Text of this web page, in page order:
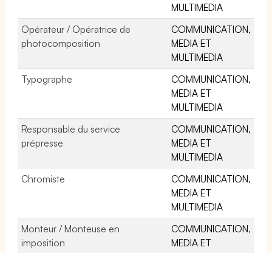
MULTIMEDIA
Opérateur / Opératrice de
photocomposition
COMMUNICATION,
MEDIA ET
MULTIMEDIA
Typographe
COMMUNICATION,
MEDIA ET
MULTIMEDIA
Responsable du service
prépresse
COMMUNICATION,
MEDIA ET
MULTIMEDIA
Chromiste
COMMUNICATION,
MEDIA ET
MULTIMEDIA
Monteur / Monteuse en
imposition
COMMUNICATION,
MEDIA ET